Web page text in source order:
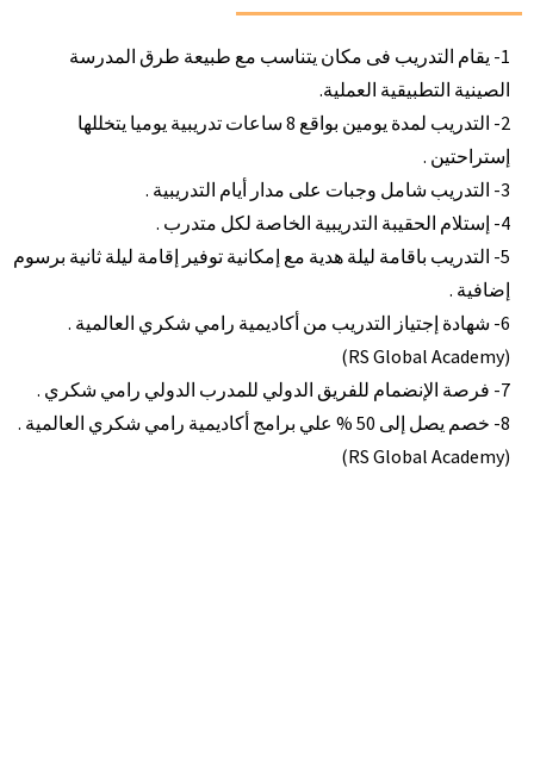
1- يقام التدريب فى مكان يتناسب مع طبيعة طرق المدرسة
الصينية التطبيقية العملية.
2- التدريب لمدة يومين بواقع 8 ساعات تدريبية يوميا يتخللها
إستراحتين .
3- التدريب شامل وجبات على مدار أيام التدريبية .
4- إستلام الحقيبة التدريبية الخاصة لكل متدرب .
5- التدريب باقامة ليلة هدية مع إمكانية توفير إقامة ليلة ثانية برسوم
إضافية .
6- شهادة إجتياز التدريب من أكاديمية رامي شكري العالمية .
(RS Global Academy)
7- فرصة الإنضمام للفريق الدولي للمدرب الدولي رامي شكري .
8- خصم يصل إلى 50 % علي برامج أكاديمية رامي شكري العالمية .
(RS Global Academy)